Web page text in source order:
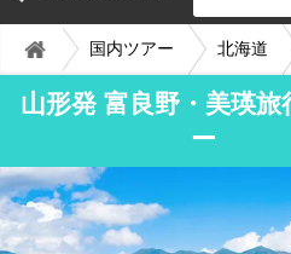
国内ツアー 北海道
山形発 富良野・美瑛旅
ー